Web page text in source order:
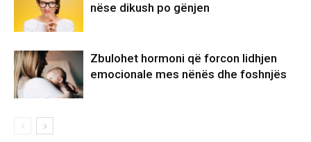
nëse dikush po gënjen
Zbulohet hormoni që forcon lidhjen
emocionale mes nënës dhe foshnjës